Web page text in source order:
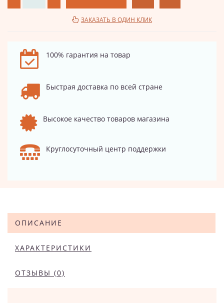
ЗАКАЗАТЬ В ОДИН КЛИК
100% гарантия на товар
Быстрая доставка по всей стране
Высокое качество товаров магазина
Круглосуточный центр поддержки
ОПИСАНИЕ
ХАРАКТЕРИСТИКИ
ОТЗЫВЫ (0)